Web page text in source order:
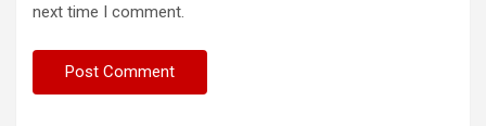
next time I comment.